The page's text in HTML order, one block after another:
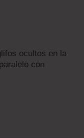
ocultos en la
con